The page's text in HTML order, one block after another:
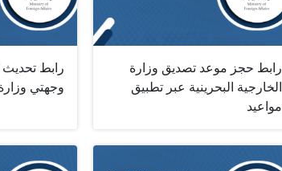
رابط حجز موعد تصديق وزارة
الخارجية البحرينية عبر تطبيق
مواعيد
رابط
وجهتي وزارة